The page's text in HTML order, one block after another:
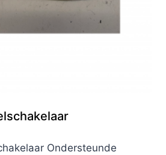
Ondersteunde